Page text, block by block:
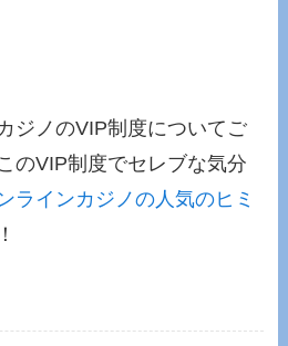
ジノのVIP制度についてご
のVIP制度でセレブな気分
ラインカジノの人気のヒミ